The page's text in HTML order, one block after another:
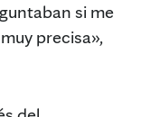
si me
precisa»,